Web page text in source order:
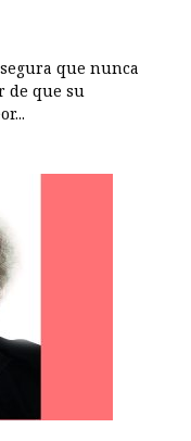
que nunca
de que su